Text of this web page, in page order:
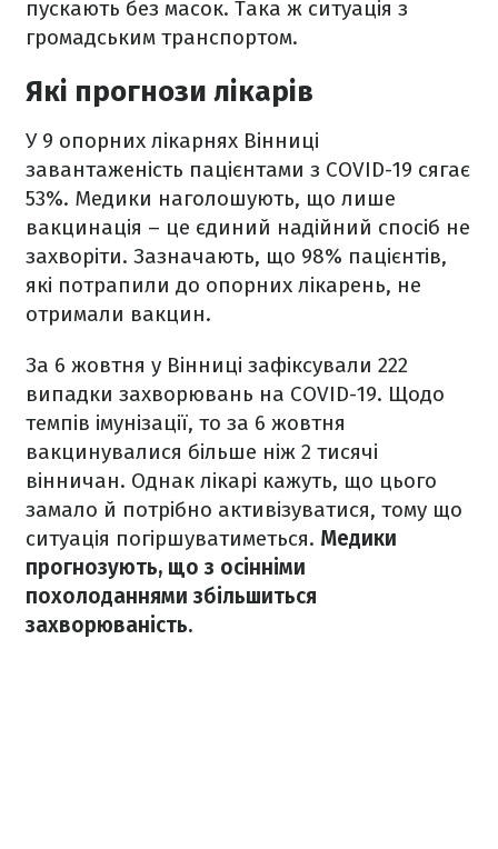
пускають без масок. Така ж ситуація з
громадським транспортом.
Які прогнози лікарів
У 9 опорних лікарнях Вінниці
завантаженість пацієнтами з COVID-19 сягає
53%. Медики наголошують, що лише
вакцинація – це єдиний надійний спосіб не
захворіти. Зазначають, що 98% пацієнтів,
які потрапили до опорних лікарень, не
отримали вакцин.
За 6 жовтня у Вінниці зафіксували 222
випадки захворювань на COVID-19. Щодо
темпів імунізації, то за 6 жовтня
вакцинувалися більше ніж 2 тисячі
вінничан. Однак лікарі кажуть, що цього
замало й потрібно активізуватися, тому що
ситуація погіршуватиметься. Медики
прогнозують, що з осінніми
похолоданнями збільшиться
захворюваність.